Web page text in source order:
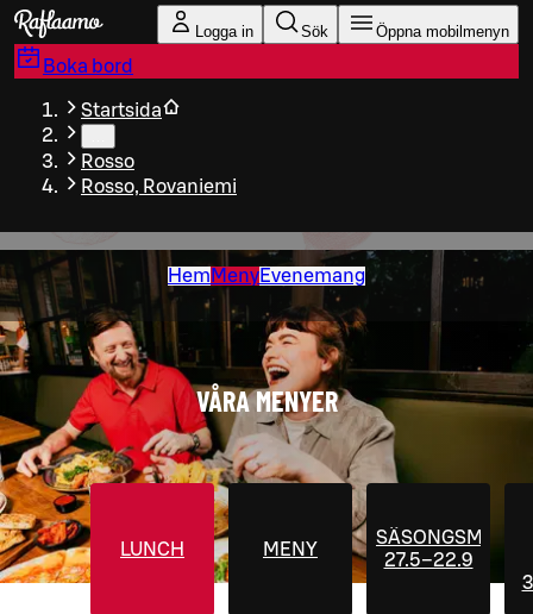
Gå till huvudinnehållet
Logga in Sök Öppna mobilmenyn
Boka bord
Startsida
Rosso
Rosso, Rovaniemi
Hem MenyEvenemang
VÅRA MENYER
LUNCH MENY
27.5–22.9